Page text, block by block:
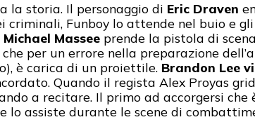
la storia. Il personaggio di Eric Draven
Funboy lo attende nel buio e
Michael Massee prende la pistola di
per un errore nella preparazione
è carica di un proiettile. Brandon Lee
Quando il regista Alex Proyas
a recitare. Il primo ad accorgersi che
assiste durante le scene di